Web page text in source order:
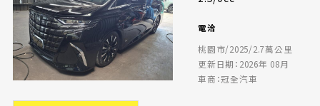
電洽
桃園市/2025/2.7萬公里
更新日期：2026年 08月
車商：冠全汽車